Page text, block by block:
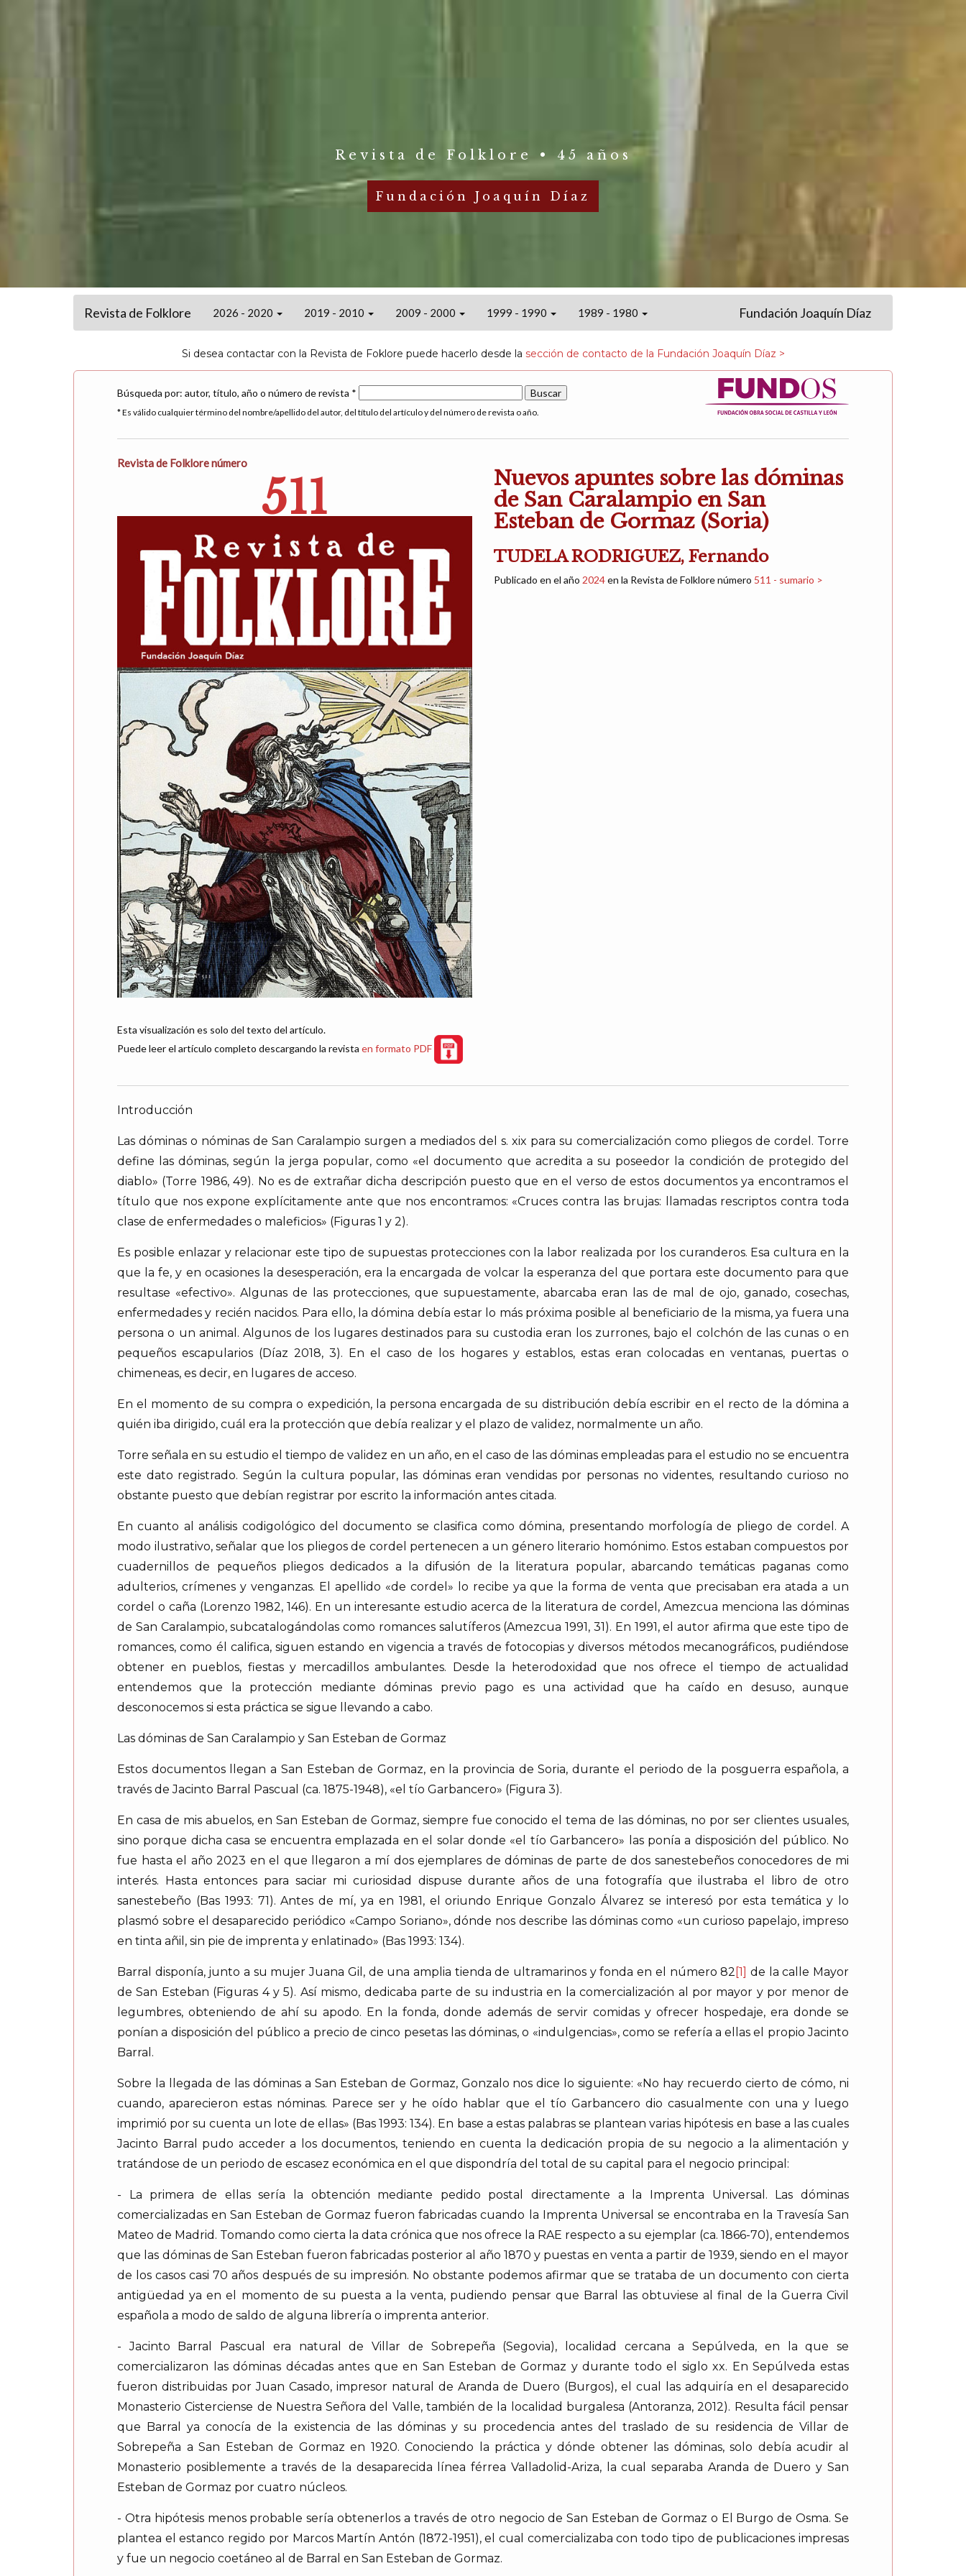
Revista de Folklore • 45 años
Fundación Joaquín Díaz
Revista de Folklore 2026 - 2020 2019 - 2010 2009 - 2000 1999 - 1990 1989 - 1980 Fundación Joaquín Díaz
Si desea contactar con la Revista de Foklore puede hacerlo desde la sección de contacto de la Fundación Joaquín Díaz >
Búsqueda por: autor, título, año o número de revista *
* Es válido cualquier término del nombre/apellido del autor, del título del artículo y del número de revista o año.
Revista de Folklore número
511
Esta visualización es solo del texto del artículo.
Puede leer el artículo completo descargando la revista en formato PDF
Nuevos apuntes sobre las dóminas
de San Caralampio en San
Esteban de Gormaz (Soria)
TUDELA RODRIGUEZ, Fernando
Publicado en el año 2024en la Revista de Folklore número 511 - sumario >
Introducción
Las dóminas o nóminas de San Caralampio surgen a mediados del s. xix para su comercialización como pliegos de cordel. Torre
define las dóminas, según la jerga popular, como «el documento que acredita a su poseedor la condición de protegido del
diablo» (Torre 1986, 49). No es de extrañar dicha descripción puesto que en el verso de estos documentos ya encontramos el
título que nos expone explícitamente ante que nos encontramos: «Cruces contra las brujas: llamadas rescriptos contra toda
clase de enfermedades o maleficios» (Figuras 1 y 2).
Es posible enlazar y relacionar este tipo de supuestas protecciones con la labor realizada por los curanderos. Esa cultura en la
que la fe, y en ocasiones la desesperación, era la encargada de volcar la esperanza del que portara este documento para que
resultase «efectivo». Algunas de las protecciones, que supuestamente, abarcaba eran las de mal de ojo, ganado, cosechas,
enfermedades y recién nacidos. Para ello, la dómina debía estar lo más próxima posible al beneficiario de la misma, ya fuera una
persona o un animal. Algunos de los lugares destinados para su custodia eran los zurrones, bajo el colchón de las cunas o en
pequeños escapularios (Díaz 2018, 3). En el caso de los hogares y establos, estas eran colocadas en ventanas, puertas o
chimeneas, es decir, en lugares de acceso.
En el momento de su compra o expedición, la persona encargada de su distribución debía escribir en el recto de la dómina a
quién iba dirigido, cuál era la protección que debía realizar y el plazo de validez, normalmente un año.
Torre señala en su estudio el tiempo de validez en un año, en el caso de las dóminas empleadas para el estudio no se encuentra
este dato registrado. Según la cultura popular, las dóminas eran vendidas por personas no videntes, resultando curioso no
obstante puesto que debían registrar por escrito la información antes citada.
En cuanto al análisis codigológico del documento se clasifica como dómina, presentando morfología de pliego de cordel. A
modo ilustrativo, señalar que los pliegos de cordel pertenecen a un género literario homónimo. Estos estaban compuestos por
cuadernillos de pequeños pliegos dedicados a la difusión de la literatura popular, abarcando temáticas paganas como
adulterios, crímenes y venganzas. El apellido «de cordel» lo recibe ya que la forma de venta que precisaban era atada a un
cordel o caña (Lorenzo 1982, 146). En un interesante estudio acerca de la literatura de cordel, Amezcua menciona las dóminas
de San Caralampio, subcatalogándolas como romances salutíferos (Amezcua 1991, 31). En 1991, el autor afirma que este tipo de
romances, como él califica, siguen estando en vigencia a través de fotocopias y diversos métodos mecanográficos, pudiéndose
obtener en pueblos, fiestas y mercadillos ambulantes. Desde la heterodoxidad que nos ofrece el tiempo de actualidad
entendemos que la protección mediante dóminas previo pago es una actividad que ha caído en desuso, aunque
desconocemos si esta práctica se sigue llevando a cabo.
Las dóminas de San Caralampio y San Esteban de Gormaz
Estos documentos llegan a San Esteban de Gormaz, en la provincia de Soria, durante el periodo de la posguerra española, a
través de Jacinto Barral Pascual (ca. 1875-1948), «el tío Garbancero» (Figura 3).
En casa de mis abuelos, en San Esteban de Gormaz, siempre fue conocido el tema de las dóminas, no por ser clientes usuales,
sino porque dicha casa se encuentra emplazada en el solar donde «el tío Garbancero» las ponía a disposición del público. No
fue hasta el año 2023 en el que llegaron a mí dos ejemplares de dóminas de parte de dos sanestebeños conocedores de mi
interés. Hasta entonces para saciar mi curiosidad dispuse durante años de una fotografía que ilustraba el libro de otro
sanestebeño (Bas 1993: 71). Antes de mí, ya en 1981, el oriundo Enrique Gonzalo Álvarez se interesó por esta temática y lo
plasmó sobre el desaparecido periódico «Campo Soriano», dónde nos describe las dóminas como «un curioso papelajo, impreso
en tinta añil, sin pie de imprenta y enlatinado» (Bas 1993: 134).
Barral disponía, junto a su mujer Juana Gil, de una amplia tienda de ultramarinos y fonda en el número 82 [1]
de la calle Mayor
de San Esteban (Figuras 4 y 5). Así mismo, dedicaba parte de su industria en la comercialización al por mayor y por menor de
legumbres, obteniendo de ahí su apodo. En la fonda, donde además de servir comidas y ofrecer hospedaje, era donde se
ponían a disposición del público a precio de cinco pesetas las dóminas, o «indulgencias», como se refería a ellas el propio Jacinto
Barral.
Sobre la llegada de las dóminas a San Esteban de Gormaz, Gonzalo nos dice lo siguiente: «No hay recuerdo cierto de cómo, ni
cuando, aparecieron estas nóminas. Parece ser y he oído hablar que el tío Garbancero dio casualmente con una y luego
imprimió por su cuenta un lote de ellas» (Bas 1993: 134). En base a estas palabras se plantean varias hipótesis en base a las cuales
Jacinto Barral pudo acceder a los documentos, teniendo en cuenta la dedicación propia de su negocio a la alimentación y
tratándose de un periodo de escasez económica en el que dispondría del total de su capital para el negocio principal:
- La primera de ellas sería la obtención mediante pedido postal directamente a la Imprenta Universal. Las dóminas
comercializadas en San Esteban de Gormaz fueron fabricadas cuando la Imprenta Universal se encontraba en la Travesía San
Mateo de Madrid. Tomando como cierta la data crónica que nos ofrece la RAE respecto a su ejemplar (ca. 1866-70), entendemos
que las dóminas de San Esteban fueron fabricadas posterior al año 1870 y puestas en venta a partir de 1939, siendo en el mayor
de los casos casi 70 años después de su impresión. No obstante podemos afirmar que se trataba de un documento con cierta
antigüedad ya en el momento de su puesta a la venta, pudiendo pensar que Barral las obtuviese al final de la Guerra Civil
española a modo de saldo de alguna librería o imprenta anterior.
- Jacinto Barral Pascual era natural de Villar de Sobrepeña (Segovia), localidad cercana a Sepúlveda, en la que se
comercializaron las dóminas décadas antes que en San Esteban de Gormaz y durante todo el siglo xx. En Sepúlveda estas
fueron distribuidas por Juan Casado, impresor natural de Aranda de Duero (Burgos), el cual las adquiría en el desaparecido
Monasterio Cisterciense de Nuestra Señora del Valle, también de la localidad burgalesa (Antoranza, 2012). Resulta fácil pensar
que Barral ya conocía de la existencia de las dóminas y su procedencia antes del traslado de su residencia de Villar de
Sobrepeña a San Esteban de Gormaz en 1920. Conociendo la práctica y dónde obtener las dóminas, solo debía acudir al
Monasterio posiblemente a través de la desaparecida línea férrea Valladolid-Ariza, la cual separaba Aranda de Duero y San
Esteban de Gormaz por cuatro núcleos.
- Otra hipótesis menos probable sería obtenerlos a través de otro negocio de San Esteban de Gormaz o El Burgo de Osma. Se
plantea el estanco regido por Marcos Martín Antón (1872-1951), el cual comercializaba con todo tipo de publicaciones impresas
y fue un negocio coetáneo al de Barral en San Esteban de Gormaz.